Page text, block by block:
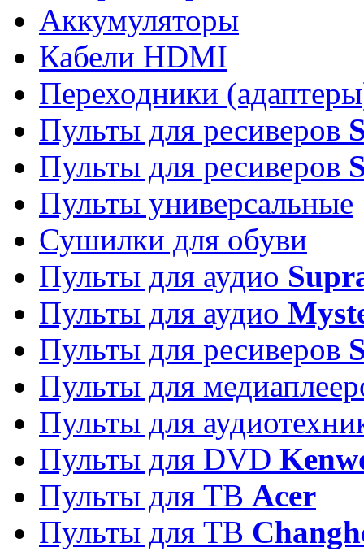
Аккумуляторы
Кабели HDMI
Переходники
Пульты для ресиверов
Пульты для ресиверов
Пульты универсальные
Сушилки для обуви
Пульты для аудио
Пульты для аудио
Пульты для ресиверов
Пульты для
Пульты для
Пульты для DVD
Пульты для ТВ Acer
Пульты для ТВ